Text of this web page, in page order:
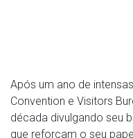
Após um ano de
Convention e Visitors
década divulgando seu
que reforçam o seu